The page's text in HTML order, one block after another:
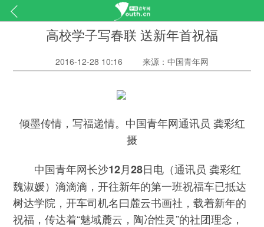
高校学子写春联 送新年首祝福
2016-12-28 10:16 来源：中国青年网
倾墨传情，写福递情。中国青年网通讯员 龚彩红
摄
中国青年网长沙12月28日电 （通讯员 龚彩红
魏淑媛）滴滴滴，开往新年的第一班祝福车已抵达
树达学院，开车司机名曰麓云书画社，载着新年的
祝福，传达着“魅域麓云，陶冶性灵”的社团理念，